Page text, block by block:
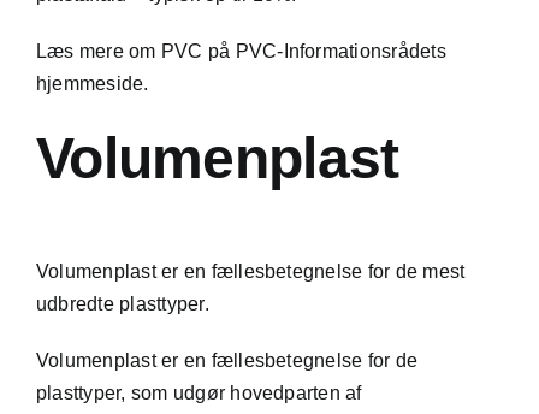
Læs mere om PVC på PVC-Informationsrådets
hjemmeside.
Volumenplast
Volumenplast er en fællesbetegnelse for de mest
udbredte plasttyper.
Volumenplast er en fællesbetegnelse for de
plasttyper, som udgør hovedparten af